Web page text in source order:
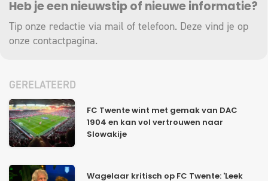
Heb je een nieuwstip of nieuwe informatie?
Tip onze redactie via mail of telefoon. Deze vind je op
onze contactpagina.
GERELATEERD
FC Twente wint met gemak van DAC
1904 en kan vol vertrouwen naar
Slowakije
Wagelaar kritisch op FC Twente: 'Leek